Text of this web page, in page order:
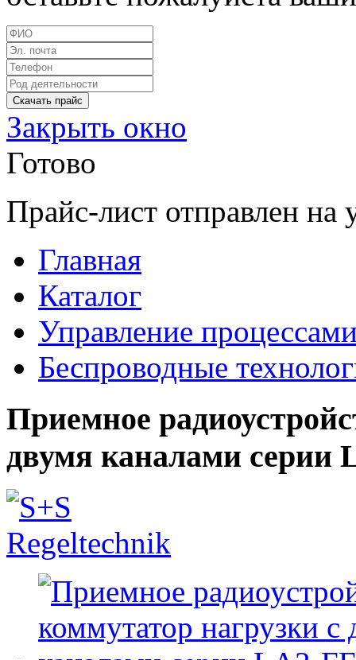
Закрыть окно
Готово
Прайс-лист отправлен
Главная
Каталог
Управление
Беспроводные
Приемное
двумя каналами серии